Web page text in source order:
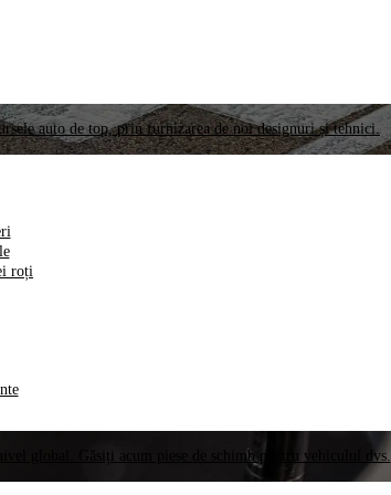
auto de top, prin furnizarea de noi designuri și tehnici.
roți
global. Găsiți acum piese de schimb pentru vehiculul dvs.